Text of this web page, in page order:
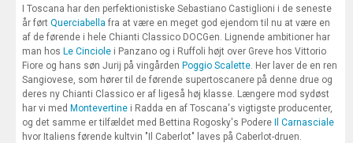
I Toscana har den perfektionistiske Sebastiano Castiglioni i de seneste
år ført Querciabella fra at være en meget god ejendom til nu at være en
af de førende i hele Chianti Classico DOCGen. Lignende ambitioner har
man hos Le Cinciole i Panzano og i Ruffoli højt over Greve hos Vittorio
Fiore og hans søn Jurij på vingården Poggio Scalette. Her laver de en ren
Sangiovese, som hører til de førende supertoscanere på denne drue og
deres ny Chianti Classico er af ligeså høj klasse. Længere mod sydøst
har vi med Montevertine i Radda en af Toscana's vigtigste producenter,
og det samme er tilfældet med Bettina Rogosky's Podere
Il Carnasciale
hvor Italiens førende kultvin "Il Caberlot" laves på Caberlot-druen.